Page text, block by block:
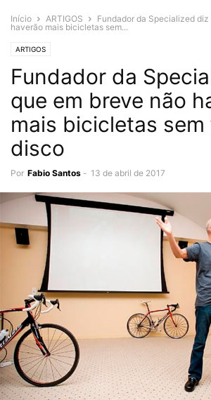
Início ARTIGOS
Fundador da Specialized
haverão mais bicicletas sem...
ARTIGOS
Fundador da
que em breve não
mais bicicletas sem
disco
Por Fabio Santos - 13 de abril de 2017